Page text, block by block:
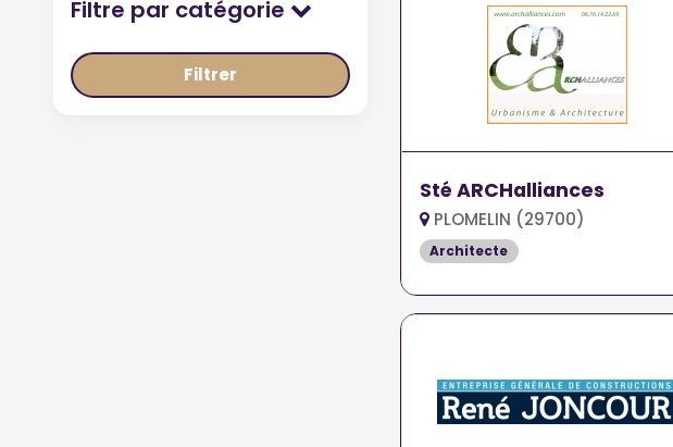
Filtre par catégorie
Filtrer
Sté ARCHalliances
PLOMELIN (29700)
Architecte